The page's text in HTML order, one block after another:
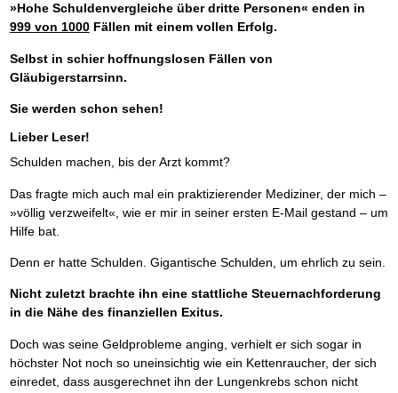
»Hohe Schuldenvergleiche über dritte Personen« enden in
999 von 1000Fällen mit einem vollen Erfolg.
Selbst in schier hoffnungslosen Fällen von
Gläubigerstarrsinn.
Sie werden schon sehen!
Lieber Leser!
Schulden machen, bis der Arzt kommt?
Das fragte mich auch mal ein praktizierender Mediziner, der mich –
»völlig verzweifelt«, wie er mir in seiner ersten E-Mail gestand – um
Hilfe bat.
Denn er hatte Schulden. Gigantische Schulden, um ehrlich zu sein.
Nicht zuletzt brachte ihn eine stattliche Steuernachforderung
in die Nähe des finanziellen Exitus.
Doch was seine Geldprobleme anging, verhielt er sich sogar in
höchster Not noch so uneinsichtig wie ein Kettenraucher, der sich
einredet, dass ausgerechnet ihn der Lungenkrebs schon nicht